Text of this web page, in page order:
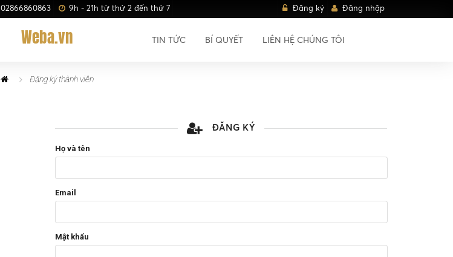
02866860863 9h - 21h từ thứ 2 đến thứ 7 Đăng ký Đăng nhập
Weba.vn TIN TỨC BÍ QUYẾT LIÊN HỆ CHÚNG TÔI
Đăng ký thành viên
ĐĂNG KÝ
Họ và tên
Email
Mật khẩu